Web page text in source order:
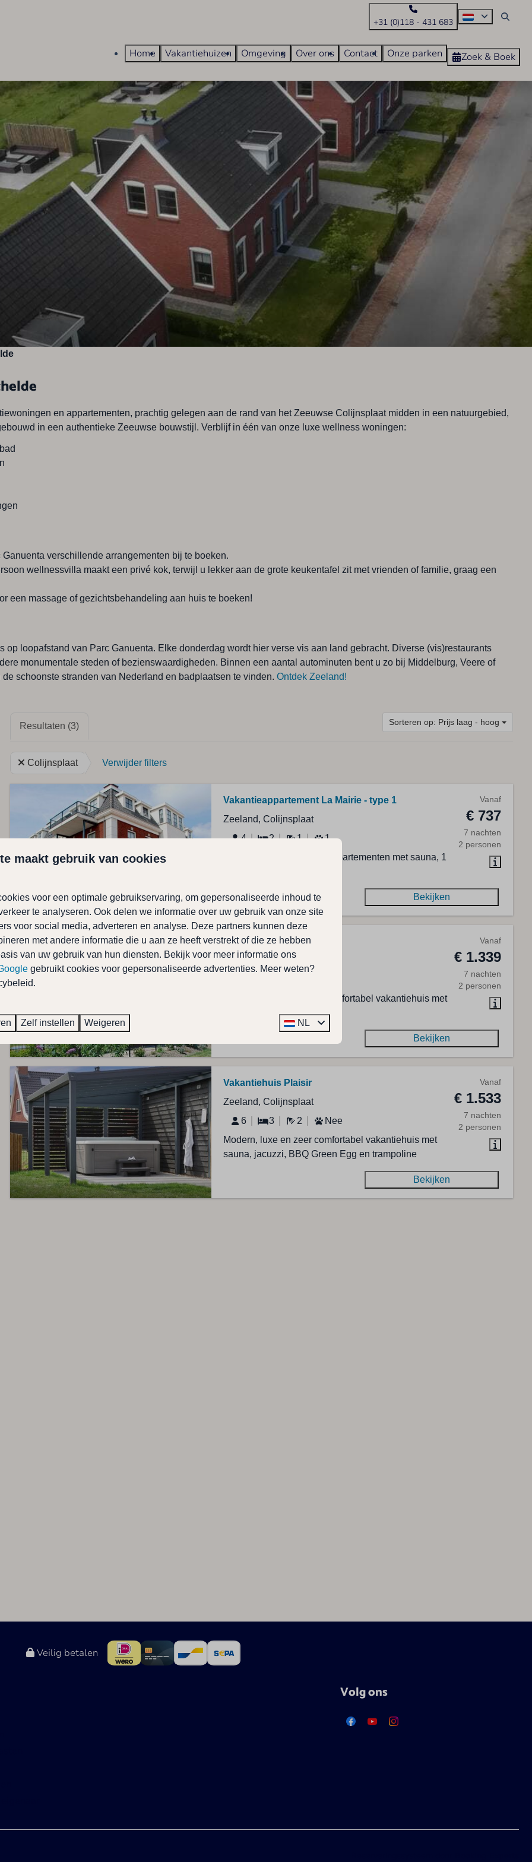
+31 (0)118 - 431 683
Home Vakantiehuizen Omgeving Over ons Contact Onze parken Zoek & Boek
en appartementen, prachtig gelegen aan de rand van het Zeeuwse Colijnsplaat midden in een natuurgebied,
in een authentieke Zeeuwse bouwstijl. Verblijf in één van onze luxe wellness woningen:
verschillende arrangementen bij te boeken.
wellnessvilla maakt een privé kok, terwijl u lekker aan de grote keukentafel zit met vrienden of familie, graag een
een massage of gezichtsbehandeling aan huis te boeken!
loopafstand van Parc Ganuenta. Elke donderdag wordt hier verse vis aan land gebracht. Diverse (vis)restaurants
monumentale steden of bezienswaardigheden. Binnen een aantal autominuten bent u zo bij Middelburg, Veere of
schoonste stranden van Nederland en badplaatsen te vinden.Ontdek Zeeland!
Sorteren op: Prijs laag - hoog
Resultaten (3)
Colijnsplaat Verwijder filters
Vanaf
€ 737
7 nachten
2 personen
Vakantieappartement La Mairie - type 1
Zeeland, Colijnsplaat
4
2 1
1
Modern en luxe vakantieappartementen met sauna, 1
Bekijken
Vanaf
€ 1.339
7 nachten
2 personen
Vakantiehuis Bonheur
Zeeland, Colijnsplaat
Vrijstaand, luxe en zeer comfortabel vakantiehuis met
wellness in Colijnsplaat.
Bekijken
Vanaf
€ 1.533
7 nachten
2 personen
Vakantiehuis Plaisir
Zeeland, Colijnsplaat
6
3 2
Nee
Modern, luxe en zeer comfortabel vakantiehuis met
sauna, jacuzzi, BBQ Green Egg en trampoline
Bekijken
Veilig betalen
Volg ons
maakt gebruik van cookies
voor een optimale gebruikservaring, om gepersonaliseerde inhoud te
te analyseren. Ook delen we informatie over uw gebruik van onze site
voor social media, adverteren en analyse. Deze partners kunnen deze
met andere informatie die u aan ze heeft verstrekt of die ze hebben
van uw gebruik van hun diensten. Bekijk voor meer informatie ons
gebruikt cookies voor gepersonaliseerde advertenties. Meer weten?
Zelf instellen Weigeren NL